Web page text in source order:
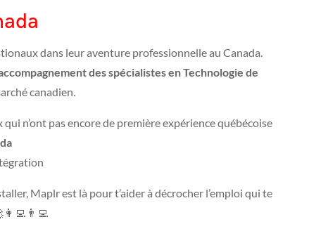
dans leur aventure professionnelle au Canada.
des spécialistes en Technologie de
canadien.
n’ont pas encore de première expérience québécoise
Maplr est là pour t’aider à décrocher l’emploi qui te